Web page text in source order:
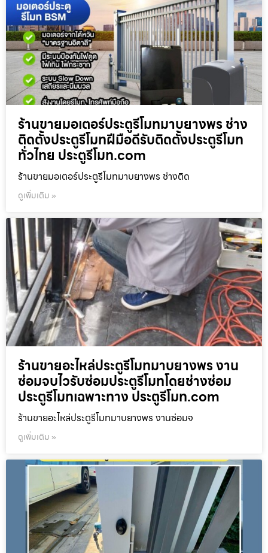
ร้านขายมอเตอร์ประตูรีโมทมาบยางพร ช่าง
ติดตั้งประตูรีโมทฝีมือดีรับติดตั้งประตูรีโมท
ทั่วไทย ประตูรีโมท.com
ร้านขายมอเตอร์ประตูรีโมทมาบยางพร ช่างติด
ดูเพิ่มเติม »
ร้านขายอะไหล่ประตูรีโมทมาบยางพร งาน
ซ่อมจบไวรับซ่อมประตูรีโมทโดยช่างซ่อม
ประตูรีโมทเฉพาะทาง ประตูรีโมท.com
ร้านขายอะไหล่ประตูรีโมทมาบยางพร งานซ่อมจ
ดูเพิ่มเติม »